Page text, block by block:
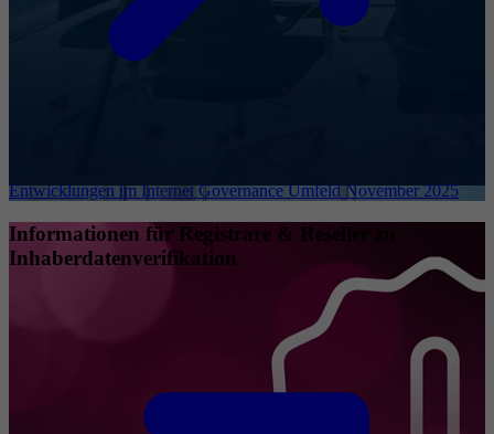
Entwicklungen im Internet Governance Umfeld November 2025
Informationen für Registrare & Reseller zu
Inhaberdatenverifikation